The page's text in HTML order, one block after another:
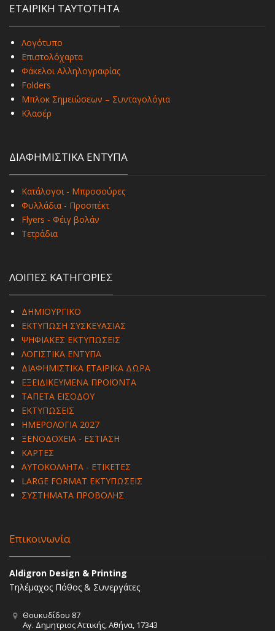
ΕΤΑΙΡΙΚΗ ΤΑΥΤΟΤΗΤΑ
Λογότυπο
Επιστολόχαρτα
Φάκελοι Αλληλογραφίας
Folders
Μπλοκ Σημειώσεων – Συνταγολόγια
Κλασέρ
ΔΙΑΦΗΜΙΣΤΙΚΑ ΕΝΤΥΠΑ
Κατάλογοι - Μπροσούρες
Φυλλάδια - Προσπέκτ
Flyers - Φέιγ βολάν
Τετράδια
ΛΟΙΠΕΣ ΚΑΤΗΓΟΡΙΕΣ
ΔΗΜΙΟΥΡΓΙΚΟ
ΕΚΤΥΠΩΣΗ ΣΥΣΚΕΥΑΣΙΑΣ
ΨΗΦΙΑΚΕΣ ΕΚΤΥΠΩΣΕΙΣ
ΛΟΓΙΣΤΙΚΑ ΕΝΤΥΠΑ
ΔΙΑΦΗΜΙΣΤΙΚΑ ΕΤΑΙΡΙΚΑ ΔΩΡΑ
ΕΞΕΙΔΙΚΕΥΜΕΝΑ ΠΡΟΪΟΝΤΑ
ΤΑΠΕΤΑ ΕΙΣΟΔΟΥ
ΕΚΤΥΠΩΣΕΙΣ
ΗΜΕΡΟΛΟΓΙΑ 2027
ΞΕΝΟΔΟΧΕΙΑ - ΕΣΤΙΑΣΗ
ΚΑΡΤΕΣ
ΑΥΤΟΚΟΛΛΗΤΑ - ΕΤΙΚΕΤΕΣ
LARGE FORMAT ΕΚΤΥΠΩΣΕΙΣ
ΣΥΣΤΗΜΑΤΑ ΠΡΟΒΟΛΗΣ
Επικοινωνία
Aldigron Design & Printing
Τηλέμαχος Πόθος & Συνεργάτες
Θουκυδίδου 87
Αγ. Δημητριος Αττικής, Αθήνα, 17343